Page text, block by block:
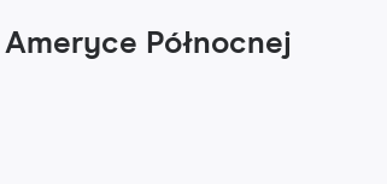
Północnej